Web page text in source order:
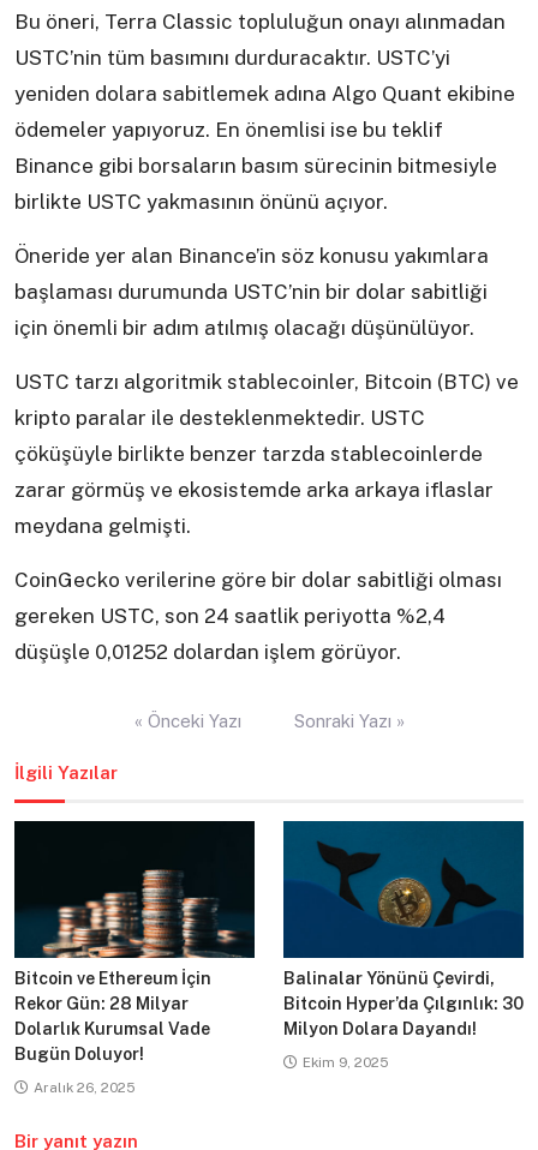
Bu öneri, Terra Classic topluluğun onayı alınmadan
USTC’nin tüm basımını durduracaktır. USTC’yi
yeniden dolara sabitlemek adına Algo Quant ekibine
ödemeler yapıyoruz. En önemlisi ise bu teklif
Binance gibi borsaların basım sürecinin bitmesiyle
birlikte USTC yakmasının önünü açıyor.
Öneride yer alan Binance’in söz konusu yakımlara
başlaması durumunda USTC’nin bir dolar sabitliği
için önemli bir adım atılmış olacağı düşünülüyor.
USTC tarzı algoritmik stablecoinler, Bitcoin (BTC) ve
kripto paralar ile desteklenmektedir. USTC
çöküşüyle birlikte benzer tarzda stablecoinlerde
zarar görmüş ve ekosistemde arka arkaya iflaslar
meydana gelmişti.
CoinGecko verilerine göre bir dolar sabitliği olması
gereken USTC, son 24 saatlik periyotta %2,4
düşüşle 0,01252 dolardan işlem görüyor.
« Önceki Yazı Sonraki Yazı »
İlgili Yazılar
Bitcoin ve Ethereum İçin
Rekor Gün: 28 Milyar
Dolarlık Kurumsal Vade
Bugün Doluyor!
Aralık 26, 2025
Balinalar Yönünü Çevirdi,
Bitcoin Hyper’da Çılgınlık: 30
Milyon Dolara Dayandı!
Ekim 9, 2025
Bir yanıt yazın